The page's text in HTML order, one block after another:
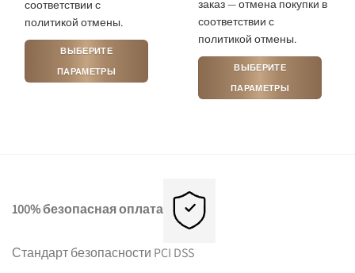
соответствии с
политикой отмены.
ВЫБЕРИТЕ
ПАРАМЕТРЫ
выбрать
товара.
заказ — отмена покупки в
соответствии с
политикой отмены.
ВЫБЕРИТЕ
ПАРАМЕТРЫ
можно
выбрать
100% безопасная оплата
Стандарт безопасности PCI DSS